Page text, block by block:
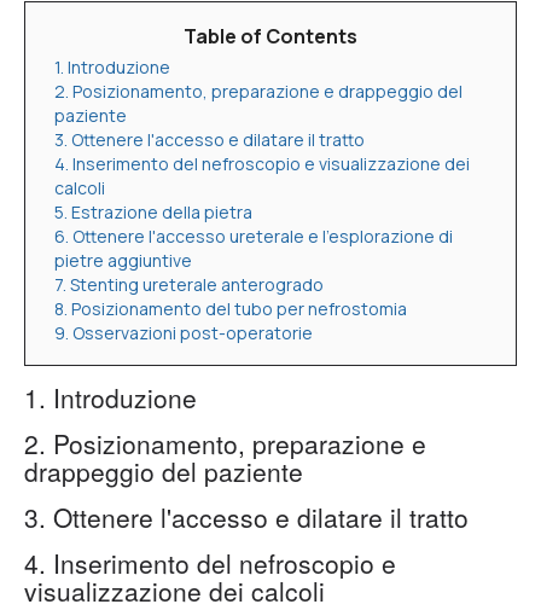
Table of Contents
1. Introduzione
2. Posizionamento, preparazione e drappeggio del
paziente
3. Ottenere l'accesso e dilatare il tratto
4. Inserimento del nefroscopio e visualizzazione dei
calcoli
5. Estrazione della pietra
6. Ottenere l'accesso ureterale e l'esplorazione di
pietre aggiuntive
7. Stenting ureterale anterogrado
8. Posizionamento del tubo per nefrostomia
9. Osservazioni post-operatorie
1. Introduzione
2. Posizionamento, preparazione e
drappeggio del paziente
3. Ottenere l'accesso e dilatare il tratto
4. Inserimento del nefroscopio e
visualizzazione dei calcoli